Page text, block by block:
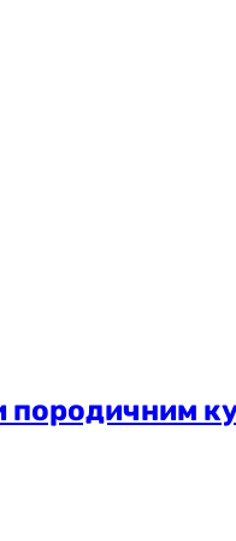
породичним